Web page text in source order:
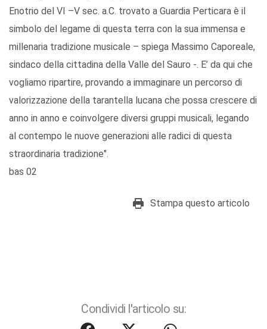
Enotrio del VI –V sec. a.C. trovato a Guardia Perticara è il
simbolo del legame di questa terra con la sua immensa e
millenaria tradizione musicale – spiega Massimo Caporeale,
sindaco della cittadina della Valle del Sauro -. E’ da qui che
vogliamo ripartire, provando a immaginare un percorso di
valorizzazione della tarantella lucana che possa crescere di
anno in anno e coinvolgere diversi gruppi musicali, legando
al contempo le nuove generazioni alle radici di questa
straordinaria tradizione".
bas 02
Stampa questo articolo
Condividi l'articolo su: